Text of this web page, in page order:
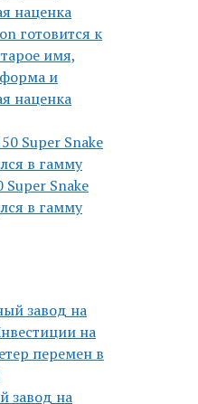
готовится к
имя,
и
наценка
Super Snake
в гамму
завод на